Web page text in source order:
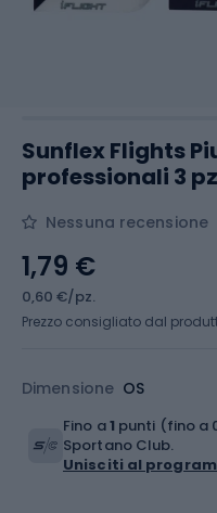
Sunflex Flights
professionali 3
Nessuna recensione
Dimensione OS
1,79 €
0,60 €/pz.
Prezzo consigliato dal
Fino a1 punti (fino a
Sportano Club.
Unisciti al